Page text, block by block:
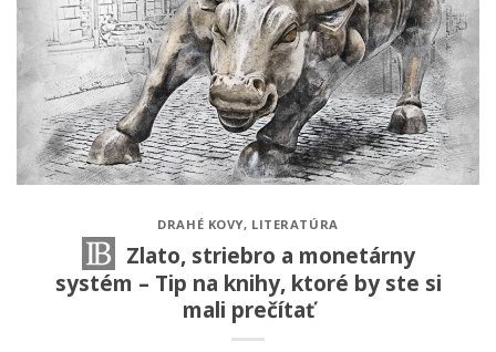
DRAHÉ KOVY, LITERATÚRA
Zlato, striebro a monetárny
systém – Tip na knihy, ktoré by ste si
mali prečítať